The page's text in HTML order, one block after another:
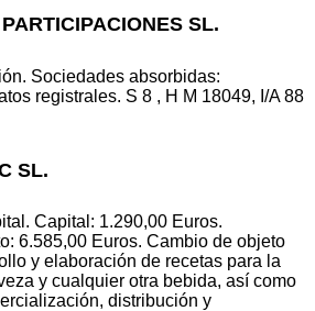
SL.
Sociedades absorbidas:
registrales. S 8 , H M 18049, I/A 88
SL.
Capital: 1.290,00 Euros.
6.585,00 Euros. Cambio de objeto
y elaboración de recetas para la
y cualquier otra bebida, así como
distribución y